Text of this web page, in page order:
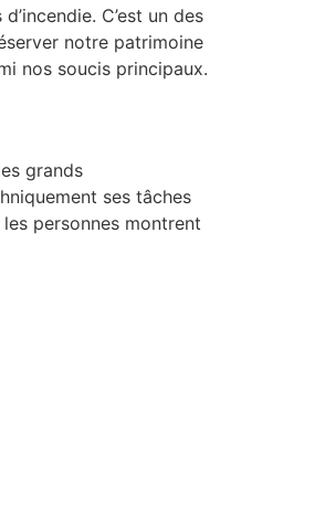
C’est un des
notre patrimoine
nos soucis principaux.
grands
ses tâches
personnes montrent